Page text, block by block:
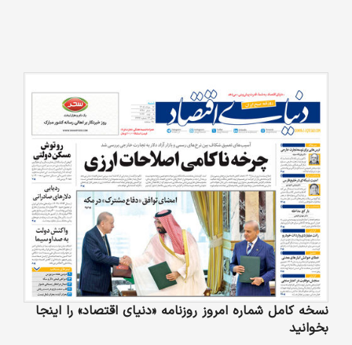
نسخه کامل شماره امروز روزنامه «دنیای‌ اقتصاد» را اینجا
بخوانید